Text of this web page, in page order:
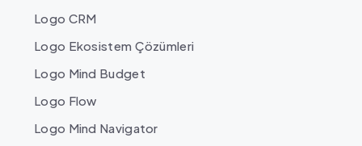
Logo CRM
Logo Ekosistem Çözümleri
Logo Mind Budget
Logo Flow
Logo Mind Navigator